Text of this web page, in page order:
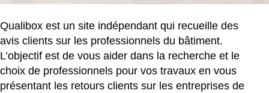
Qualibox est un site indépendant qui recueille des
avis clients sur les professionnels du bâtiment.
L’objectif est de vous aider dans la recherche et le
choix de professionnels pour vos travaux en vous
présentant les retours clients sur les entreprises de